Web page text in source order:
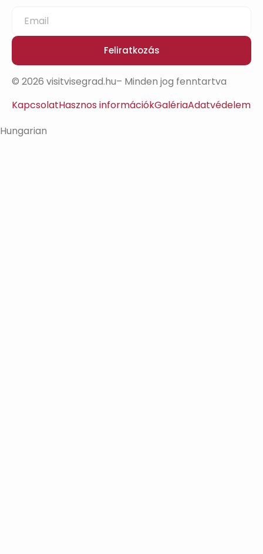
Feliratkozás
© 2026 visitvisegrad.hu– Minden jog fenntartva
KapcsolatHasznos információkGalériaAdatvédelem
Hungarian